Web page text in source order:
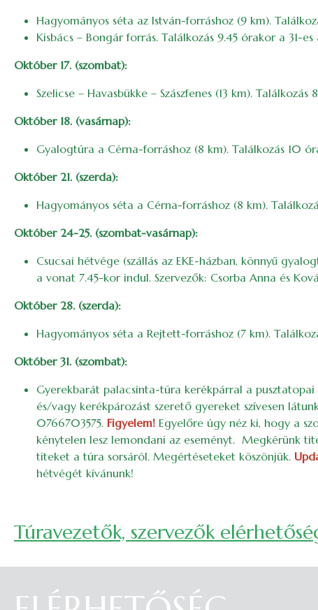
Hagyományos séta az István-forráshoz (9 km).
Kisbács – Bongár forrás. Találkozás 9.45 órakor a 31-
Október 17. (szombat):
Szelicse – Havasbükke – Szászfenes (13 km).
Október 18. (vasárnap):
Gyalogtúra a Cérna-forráshoz (8 km). Találkozás 10
Október 21. (szerda):
Hagyományos séta a Cérna-forráshoz (8 km).
Október 24-25. (szombat-vasárnap):
Csucsai hétvége (szállás az EKE-házban, könnyű
a vonat 7.45-kor indul. Szervezők: Csorba Anna és
Október 28. (szerda):
Hagyományos séta a Rejtett-forráshoz (7 km).
Október 31. (szombat):
Gyerekbarát palacsinta-túra kerékpárral a
és/vagy kerékpározást szerető gyereket szívesen
0766703575. Figyelem! Egyelőre úgy néz ki, hogy a
kénytelen lesz lemondani az eseményt. Megkérünk
titeket a túra sorsáról. Megértéseteket köszönjük.
hétvégét kívánunk!
Túravezetők, szervezők